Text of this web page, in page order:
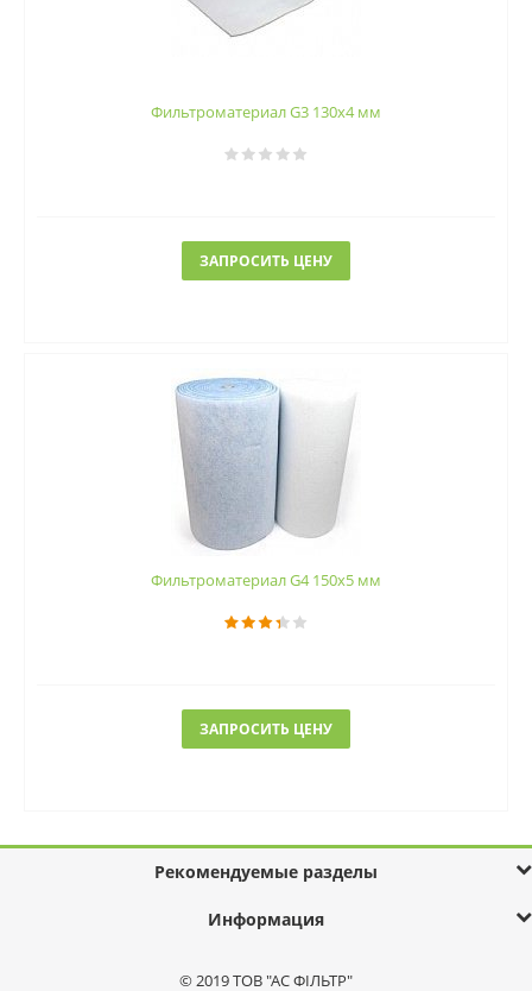
Фильтроматериал G3 130x4 мм
ЗАПРОСИТЬ ЦЕНУ
Фильтроматериал G4 150x5 мм
ЗАПРОСИТЬ ЦЕНУ
Рекомендуемые разделы
Информация
© 2019 ТОВ "АС ФІЛЬТР"